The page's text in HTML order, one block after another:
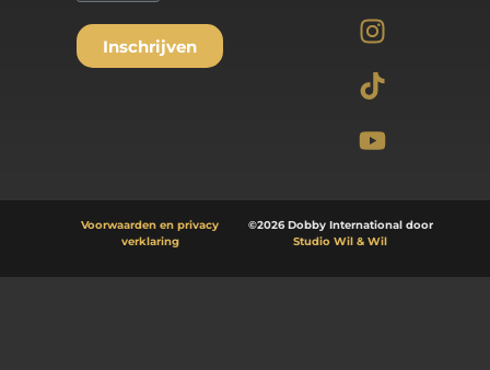
Inschrijven
Voorwaarden en privacy
verklaring
©2026 Dobby International door
Studio Wil & Wil